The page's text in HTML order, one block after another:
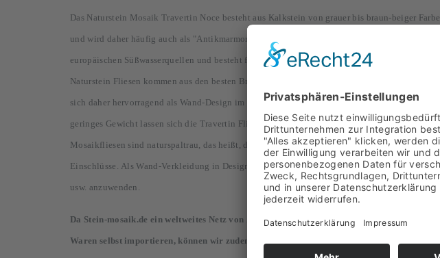
Das Naturstein Mosaik Travertin Noce besteht aus Kalkstein von grauer bis braun-beiger Farbe
und wird daher häufig auch als "Antikmarmor" bezeichnet. Er stammt hauptsächlich aus
europäischen Süßwasserquellen und besteht fast ausschließlich aus Calciumcarbonat. Unsere
Naturstein Fliesen kommen aus den besten Brüchen der Türkei. Sie sind frostfest und eignen
sich daher hervorragend als Wand-Design im Innen- und Außenbereich. Durch ihr relativ
geringes Gewicht lassen sich die Travertin Fliesen sehr leicht verlegen.Diese Travertin
Mosaikfliesen sind naturspaltrau, das heißt, die Oberfläche behält ihre naturbelassenen
Einschlüsse. Als Wand-Verkleidung in Designerküchen, im Bad, WC, in der Sauna, am Kamin
usw. anzuwenden.
Da Stein-mosaik.de ein weltweites Netz von Zulieferern aufgebaut hat und wir unsere
Waren selbst importieren, können wir zudem diese günstigen Konditionen anbieten.